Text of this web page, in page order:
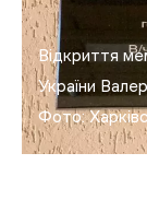
Відкриття
України
Фото: